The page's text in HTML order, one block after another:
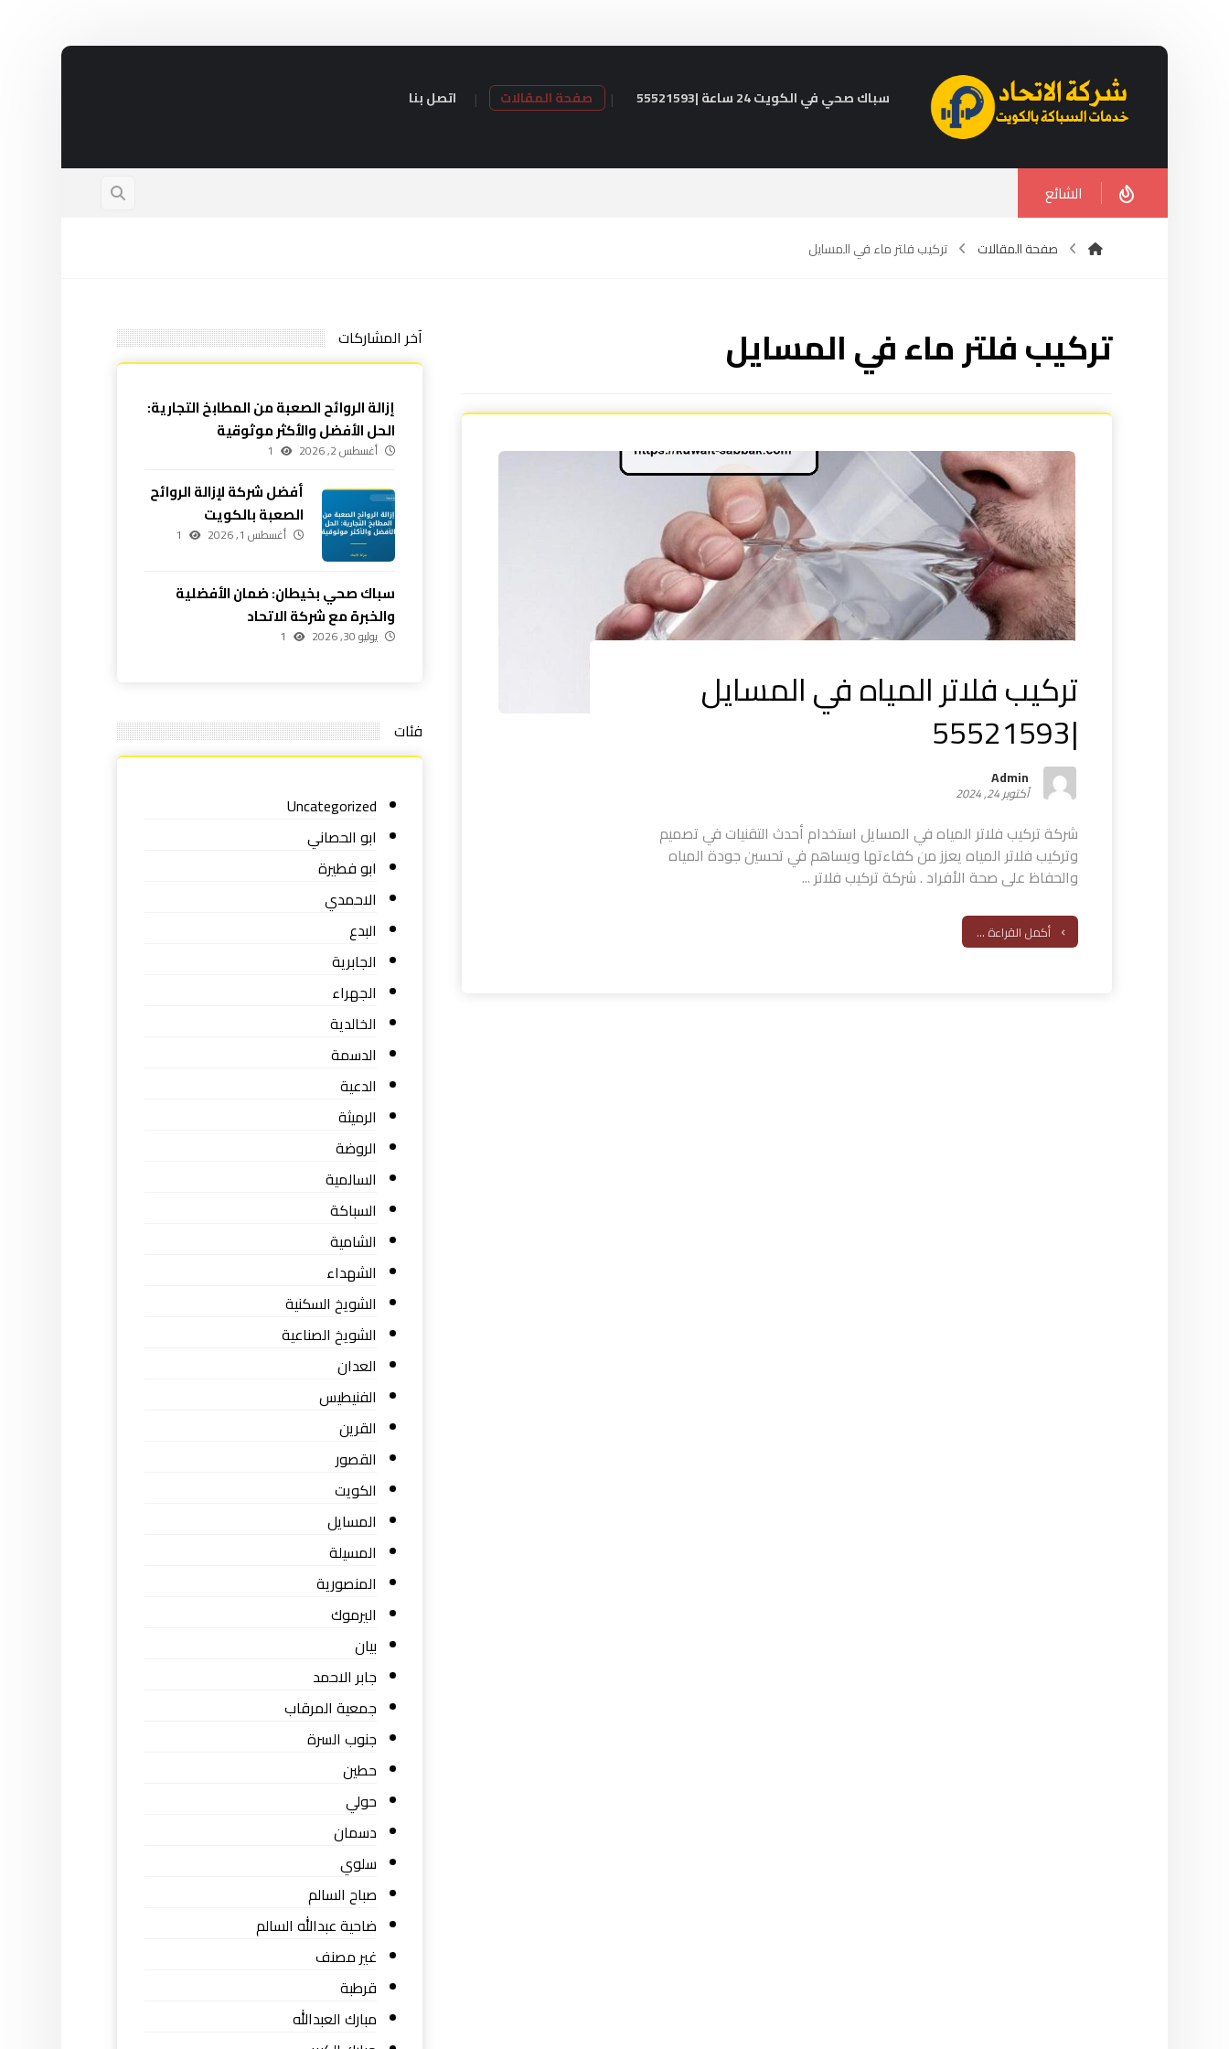
سباك صحي في الكويت 24 ساعة |55521593 صفحة المقالات اتصل بنا
الشائع
صفحة المقالات تركيب فلتر ماء في المسايل
تركيب فلتر ماء في المسايل
تركيب فلاتر المياه في المسايل
|55521593
Admin
أكتوبر 24, 2024
شركة تركيب فلاتر المياه في المسايل استخدام أحدث التقنيات في تصميم
وتركيب فلاتر المياه يعزز من كفاءتها ويساهم في تحسين جودة المياه
والحفاظ على صحة الأفراد . شركة تركيب فلاتر ...
أكمل القراءة ...
آخر المشاركات
إزالة الروائح الصعبة من المطابخ التجارية:
الحل الأفضل والأكثر موثوقية
أغسطس 2, 2026 1
أفضل شركة لإزالة الروائح
الصعبة بالكويت
أغسطس 1, 2026 1
سباك صحي بخيطان: ضمان الأفضلية
والخبرة مع شركة الاتحاد
يوليو 30, 2026 1
فئات
Uncategorized
ابو الحصاني
ابو فطيرة
الاحمدي
البدع
الجابرية
الجهراء
الخالدية
الدسمة
الدعية
الرميثة
الروضة
السالمية
السباكة
الشامية
الشهداء
الشويخ السكنية
الشويخ الصناعية
العدان
الفنيطيس
القرين
القصور
الكويت
المسايل
المسيلة
المنصورية
اليرموك
بيان
جابر الاحمد
جمعية المرقاب
جنوب السرة
حطين
حولي
دسمان
سلوي
صباح السالم
ضاحية عبدالله السالم
غير مصنف
قرطبة
مبارك العبدالله